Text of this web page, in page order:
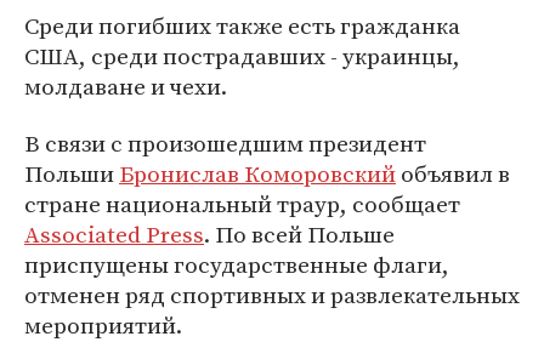
Среди погибших также есть гражданка
США, среди пострадавших - украинцы,
молдаване и чехи.
В связи с произошедшим президент
ПольшиБронислав Коморовскийобъявил в
стране национальный траур, сообщает
Associated Press. По всей Польше
приспущены государственные флаги,
отменен ряд спортивных и развлекательных
мероприятий.